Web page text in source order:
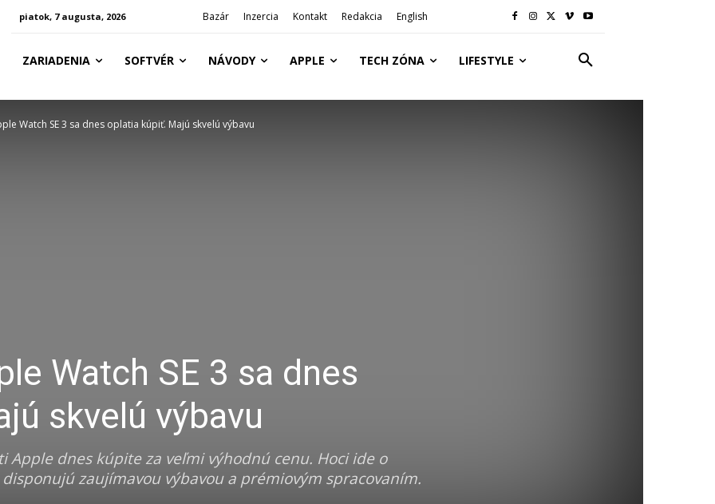
piatok, 7 augusta, 2026 Bazár Inzercia Kontakt Redakcia English
ZARIADENIA SOFTVÉR NÁVODY APPLE TECH ZÓNA LIFESTYLE
Watch SE 3 sa dnes oplatia kúpiť. Majú skvelú výbavu
Watch SE 3 sa dnes
skvelú výbavu
dnes kúpite za veľmi výhodnú cenu. Hoci ide o
zaujímavou výbavou a prémiovým spracovaním.